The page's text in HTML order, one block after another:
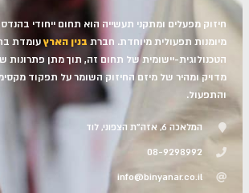
חיזוק מפעלים ומתקני תעשייה הוא תחום ייחודי
מיומנות תפעולית מיוחדת. חברתבנין הארץעומדת
הטכנולוגית-יישומית של תחום זה, תוך מתן פתרונות
מדויק ומהיר של מיזם החיזוק השומר על תפקוד
והתפעול.
המלאכה 6, אזה"ת הצפוני, לוד
08-9298992
info@binyanar.co.il